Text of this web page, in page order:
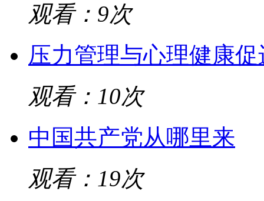
观看：9次
压力管理与心理健康促
观看：10次
中国共产党从哪里来
观看：19次